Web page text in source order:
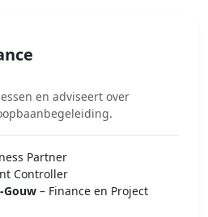
en adviseert over
Partner
Controller
Gouw – Finance en Project